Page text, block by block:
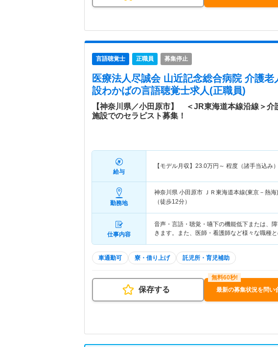
言語聴覚士 正職員 募集停止
医療法人尽誠会 山近記念総合病院 介護老
設わかばの言語聴覚士求人(正職員)
【神奈川県／小田原市】 ＜JR東海道本線沿線＞介
施設でのセラピスト募集！
給与
【モデル月収】 23.0万円～ 程度（諸手当込み
勤務地
神奈川県 小田原市 ＪＲ東海道本線(東京－熱
（徒歩12分）
仕事内容
音声・言語・聴覚・嚥下の機能低下または、
きます。また、医師・看護師など様々な職種
車通勤可 寮・借り上げ 託児所・育児補助
保存する 最新の募集状況を問い